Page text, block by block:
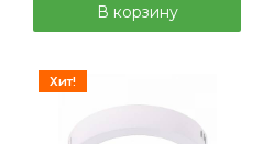
В корзину
Хит!